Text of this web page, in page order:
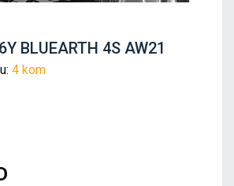
BLUEARTH 4S AW21
4 kom